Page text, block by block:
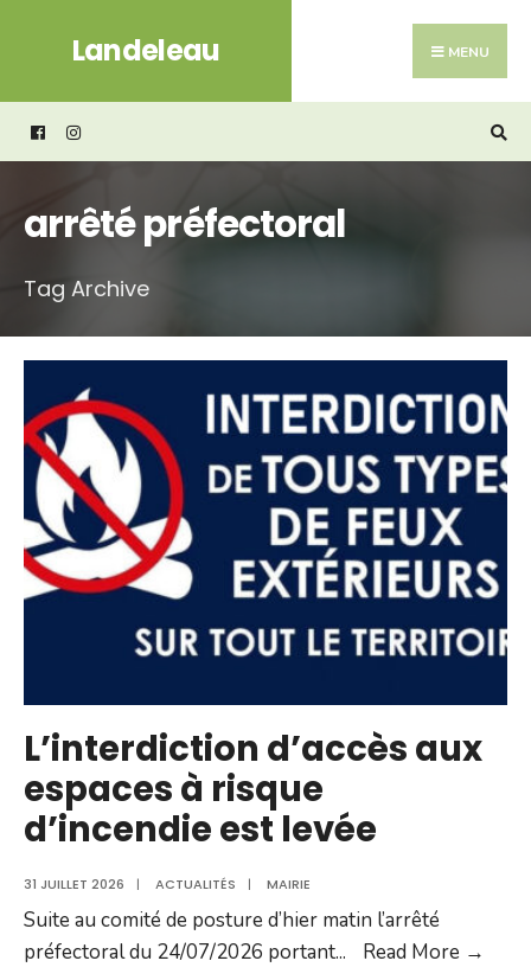
Landeleau MENU
arrêté préfectoral
Tag Archive
L’interdiction d’accès aux
espaces à risque
d’incendie est levée
31 JUILLET 2026 | ACTUALITÉS | MAIRIE
Suite au comité de posture d’hier matin l’arrêté
préfectoral du 24/07/2026 portant... Read More →
for: